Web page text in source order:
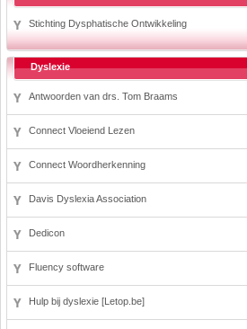
Stichting Dysphatische Ontwikkeling
Dyslexie
Antwoorden van drs. Tom Braams
Connect Vloeiend Lezen
Connect Woordherkenning
Davis Dyslexia Association
Dedicon
Fluency software
Hulp bij dyslexie [Letop.be]